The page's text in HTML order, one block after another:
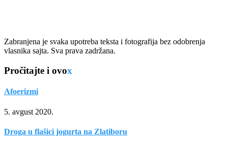
Zabranjena je svaka upotreba teksta i fotografija bez odobrenja
vlasnika sajta. Sva prava zadržana.
Pročitajte i ovox
Afoerizmi
5. avgust 2020.
Droga u flašici jogurta na Zlatiboru